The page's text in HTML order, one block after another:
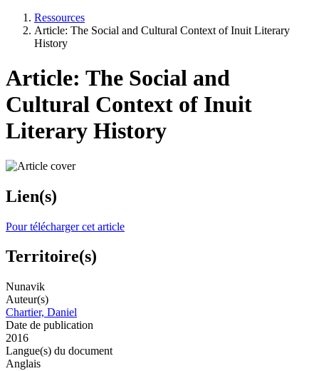
Ressources
Article: The Social and Cultural Context of Inuit Literary
History
Article: The Social and
Cultural Context of Inuit
Literary History
Lien(s)
Pour télécharger cet article
Territoire(s)
Nunavik
Auteur(s)
Chartier, Daniel
Date de publication
2016
Langue(s) du document
Anglais